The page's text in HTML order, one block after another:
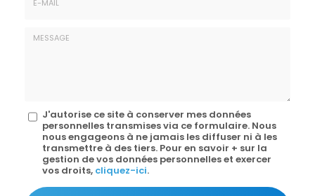
Message
J'autorise ce site à conserver mes données
personnelles transmises via ce formulaire. Nous
nous engageons à ne jamais les diffuser ni à les
transmettre à des tiers. Pour en savoir + sur la
gestion de vos données personnelles et exercer
vos droits, cliquez-ici.
Acceptation